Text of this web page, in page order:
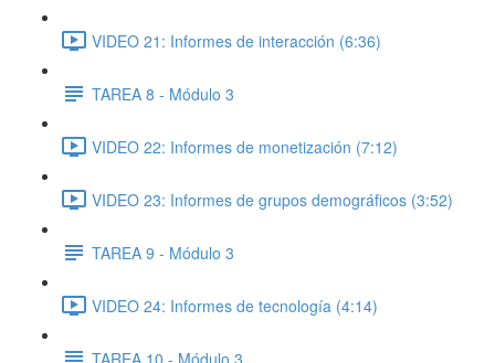
VIDEO 21: Informes de interacción (6:36)
TAREA 8 - Módulo 3
VIDEO 22: Informes de monetización (7:12)
VIDEO 23: Informes de grupos demográficos (3:52)
TAREA 9 - Módulo 3
VIDEO 24: Informes de tecnología (4:14)
TAREA 10 - Módulo 3